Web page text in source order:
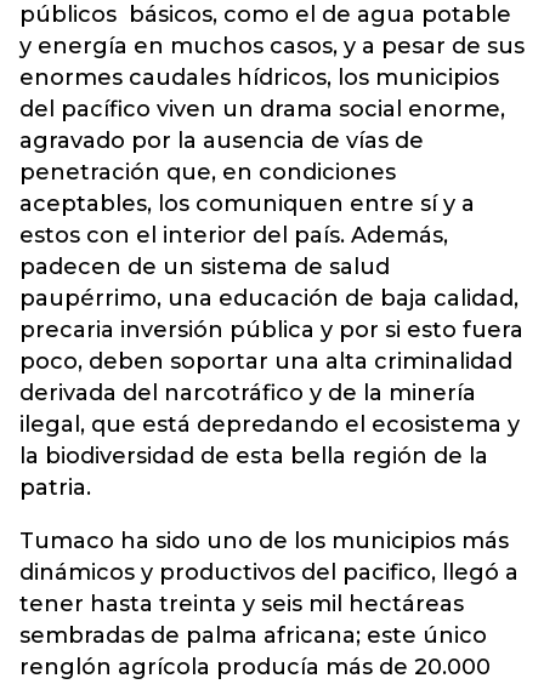
públicos básicos, como el de agua potable
y energía en muchos casos, y a pesar de sus
enormes caudales hídricos, los municipios
del pacífico viven un drama social enorme,
agravado por la ausencia de vías de
penetración que, en condiciones
aceptables, los comuniquen entre sí y a
estos con el interior del país. Además,
padecen de un sistema de salud
paupérrimo, una educación de baja calidad,
precaria inversión pública y por si esto fuera
poco, deben soportar una alta criminalidad
derivada del narcotráfico y de la minería
ilegal, que está depredando el ecosistema y
la biodiversidad de esta bella región de la
patria.
Tumaco ha sido uno de los municipios más
dinámicos y productivos del pacifico, llegó a
tener hasta treinta y seis mil hectáreas
sembradas de palma africana; este único
renglón agrícola producía más de 20.000